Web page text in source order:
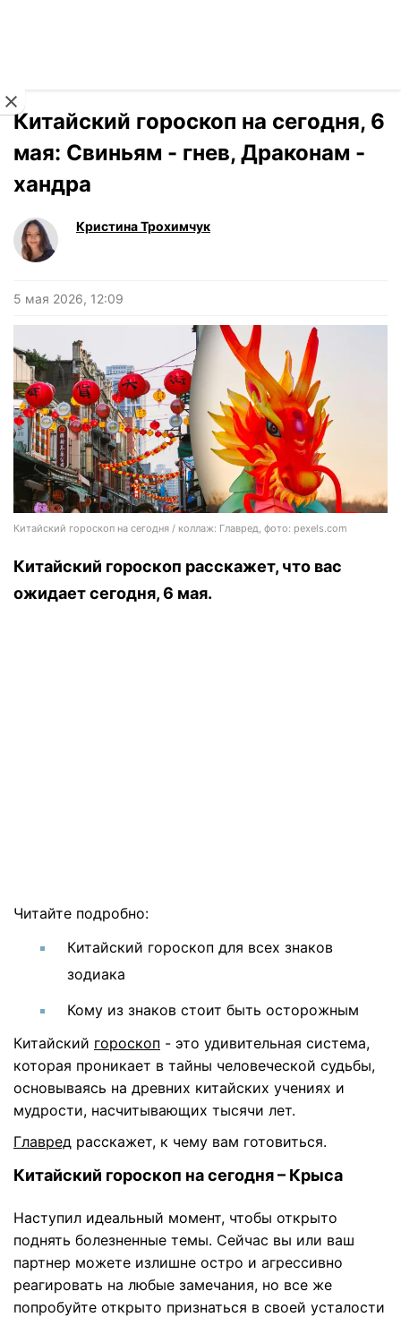
Китайский гороскоп на сегодня, 6
мая: Свиньям - гнев, Драконам -
хандра
Кристина Трохимчук
5 мая 2026, 12:09
Китайский гороскоп на сегодня / коллаж: Главред, фото: pexels.com
Китайский гороскоп расскажет, что вас
ожидает сегодня, 6 мая.
Читайте подробно:
Китайский гороскоп для всех знаков
зодиака
Кому из знаков стоит быть осторожным
Китайский гороскоп - это удивительная система,
которая проникает в тайны человеческой судьбы,
основываясь на древних китайских учениях и
мудрости, насчитывающих тысячи лет.
Главред расскажет, к чему вам готовиться.
Китайский гороскоп на сегодня – Крыса
Наступил идеальный момент, чтобы открыто
поднять болезненные темы. Сейчас вы или ваш
партнер можете излишне остро и агрессивно
реагировать на любые замечания, но все же
попробуйте открыто признаться в своей усталости